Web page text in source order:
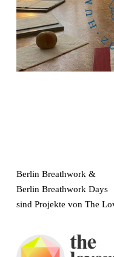
Berlin Breathwork &
Berlin Breathwork Days
sind Projekte von The